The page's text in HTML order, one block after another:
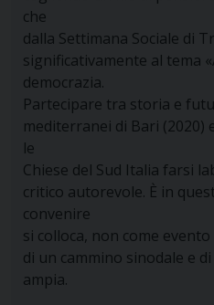
che
dalla Settimana Sociale di
significativamente al tema
democrazia.
Partecipare tra storia e
mediterranei di Bari (2020)
le
Chiese del Sud Italia farsi
critico autorevole. È in
convenire
si colloca, non come
di un cammino sinodale e
ampia.